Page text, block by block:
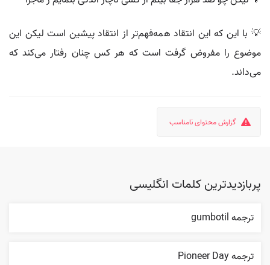
💡 با این که این انتقاد همه‌فهم‌تر از انتقاد پیشین است لیکن این
موضوع را مفروض گرفت است که هر کس چنان رفتار می‌کند که
می‌داند.
گزارش محتوای نامناسب
پربازدیدترین کلمات انگلیسی
ترجمه gumbotil
ترجمه Pioneer Day